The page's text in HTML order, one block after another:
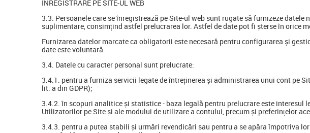
ÎNREGISTRARE PE SITE-UL WEB
3.3. Persoanele care se înregistrează pe Site-ul web sunt rugate să furnizeze
suplimentare, consimțind astfel prelucrarea lor. Astfel de date pot fi șterse în orice
Furnizarea datelor marcate ca obligatorii este necesară pentru configurarea și
date este voluntară.
3.4. Datele cu caracter personal sunt prelucrate:
3.4.1. pentru a furniza servicii legate de întreținerea și administrarea unui cont pe
lit. a din GDPR);
3.4.2. în scopuri analitice și statistice - baza legală pentru prelucrare este
Utilizatorilor pe Site și ale modului de utilizare a contului, precum și preferințelor
3.4.3. pentru a putea stabili și urmări revendicări sau pentru a se apăra împotriva